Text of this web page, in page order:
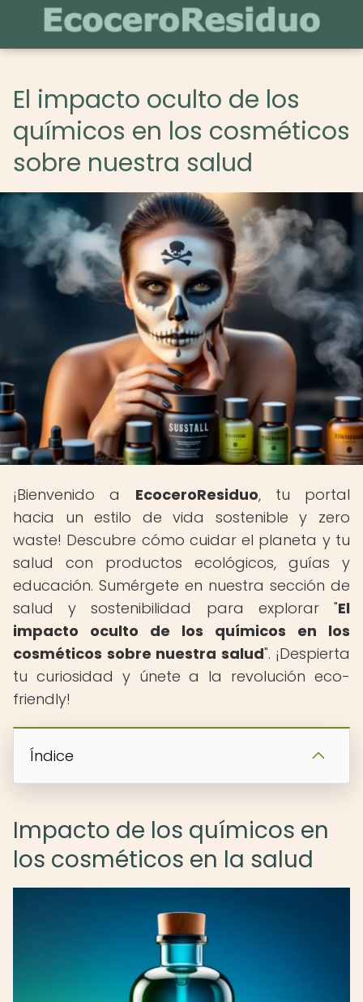
El impacto oculto de los
químicos en los cosméticos
sobre nuestra salud
¡Bienvenido a EcoceroResiduo, tu portal
hacia un estilo de vida sostenible y zero
waste! Descubre cómo cuidar el planeta y tu
salud con productos ecológicos, guías y
educación. Sumérgete en nuestra sección de
salud y sostenibilidad para explorar "El
impacto oculto de los químicos en los
cosméticos sobre nuestra salud". ¡Despierta
tu curiosidad y únete a la revolución eco-
friendly!
Índice
Impacto de los químicos en
los cosméticos en la salud